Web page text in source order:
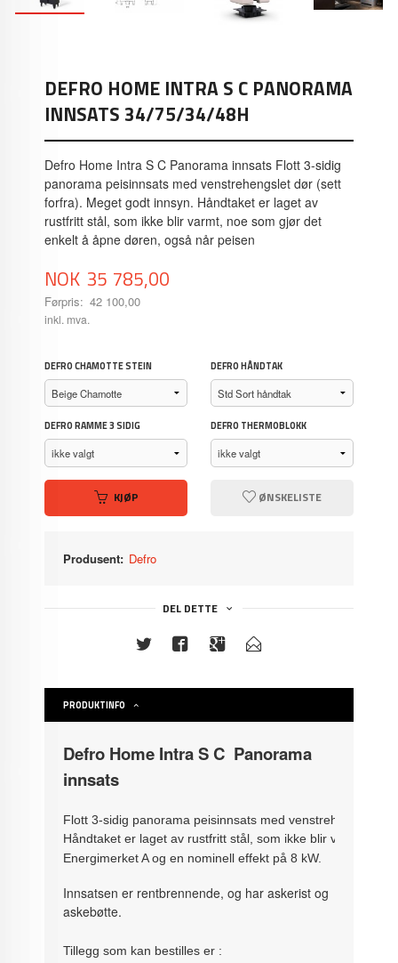
DEFRO HOME INTRA S C PANORAMA
INNSATS 34/75/34/48H
Defro Home Intra S C Panorama innsats Flott 3-sidig
panorama peisinnsats med venstrehengslet dør (sett
forfra). Meget godt innsyn. Håndtaket er laget av
rustfritt stål, som ikke blir varmt, noe som gjør det
enkelt å åpne døren, også når peisen
Tilbud
NOK 35 785,00
Førpris: 42 100,00
Rabatt
inkl. mva.
DEFRO CHAMOTTE STEIN DEFRO HÅNDTAK
DEFRO RAMME 3 SIDIG DEFRO THERMOBLOKK
KJØP ØNSKELISTE
Produsent: Defro
DEL DETTE
PRODUKTINFO
Defro Home Intra S C Panorama
innsats
Flott 3-sidig panorama peisinnsats med venstrehengslet
Håndtaket er laget av rustfritt stål, som ikke blir varmt,
Energimerket A og en nominell effekt på 8 kW.
Innsatsen er rentbrennende, og har askerist og
askebøtte.
Tillegg som kan bestilles er :